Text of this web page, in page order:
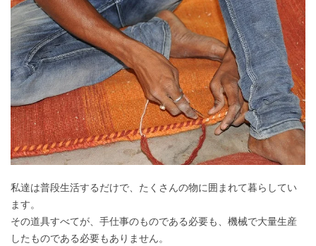
私達は普段生活するだけで、たくさんの物に囲まれて暮らしてい
ます。
その道具すべてが、手仕事のものである必要も、機械で大量生産
したものである必要もありません。